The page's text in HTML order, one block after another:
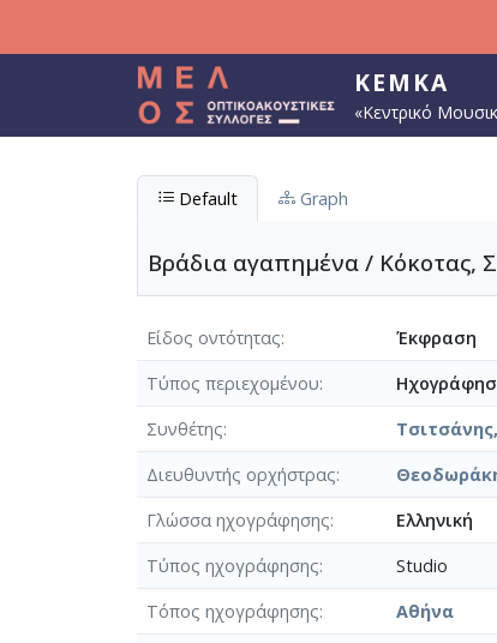
ΚΕΜΚΑ
«Κεντρικό
Default Graph
Βράδια αγαπημένα / Κόκοτας,
Είδος οντότητας
Έκφραση
Τύπος περιεχομένου
Συνθέτης
Διευθυντής ορχήστρας
Γλώσσα ηχογράφησης
Ελληνική
Τύπος ηχογράφησης
Studio
Τόπος ηχογράφησης
Αθήνα